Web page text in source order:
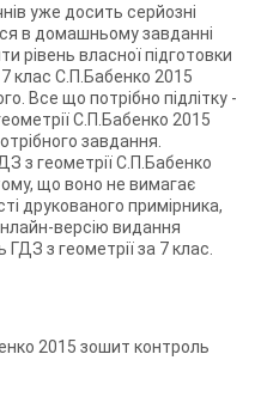
уже досить серйозні
в домашньому завданні
рівень власної підготовки
клас С.П.Бабенко 2015
Все що потрібно підлітку -
С.П.Бабенко 2015
завдання.
з геометрії С.П.Бабенко
що воно не вимагає
друкованого примірника,
версію видання
з геометрії за 7 клас.
2015 зошит контроль